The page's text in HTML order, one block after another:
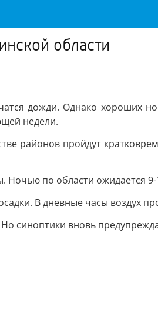
области
дожди. Однако хороших
недели.
районов пройдут
по области ожидается 9-
В дневные часы воздух
синоптики вновь